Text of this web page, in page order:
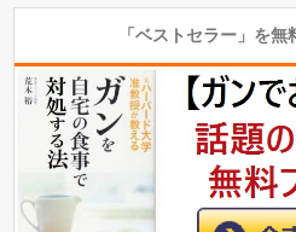
「ベストセラー」を無